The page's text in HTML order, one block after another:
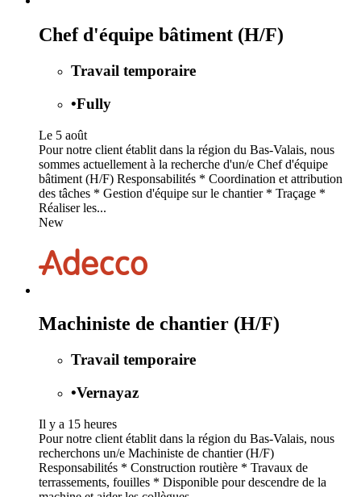
Chef d'équipe bâtiment (H/F)
Travail temporaire
•Fully
Le 5 août
Pour notre client établit dans la région du Bas-Valais, nous
sommes actuellement à la recherche d'un/e Chef d'équipe
bâtiment (H/F) Responsabilités * Coordination et attribution
des tâches * Gestion d'équipe sur le chantier * Traçage *
Réaliser les...
New
Machiniste de chantier (H/F)
Travail temporaire
•Vernayaz
Il y a 15 heures
Pour notre client établit dans la région du Bas-Valais, nous
recherchons un/e Machiniste de chantier (H/F)
Responsabilités * Construction routière * Travaux de
terrassements, fouilles * Disponible pour descendre de la